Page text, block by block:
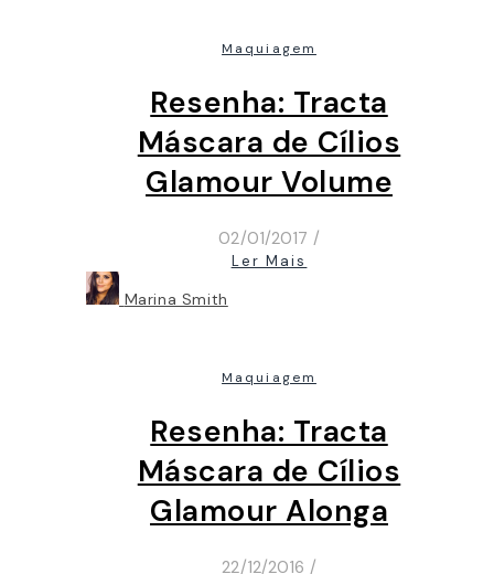
Maquiagem
Resenha: Tracta
Máscara de Cílios
Glamour Volume
02/01/2017 /
Ler Mais
Marina Smith
Maquiagem
Resenha: Tracta
Máscara de Cílios
Glamour Alonga
22/12/2016 /